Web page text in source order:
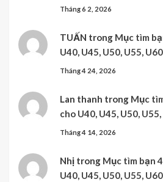
Tháng 6 2, 2026
TUẤN trong Mục tìm
U40, U45, U50, U55,
Tháng 4 24, 2026
Lan thanh trong Mục
cho U40, U45, U50,
Tháng 4 14, 2026
Nhị trong Mục tìm bạn
U40, U45, U50, U55,